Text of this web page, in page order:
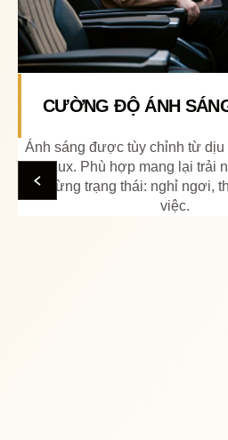
ĐỘ NGẢ CỦA GHẾ
Ghế ngả tựa linh hoạt cho
dàng theo từng nhu cầu, từ tư
ngả sâu thư giãn. Thiết kế tối ưu
luôn thoải mái.